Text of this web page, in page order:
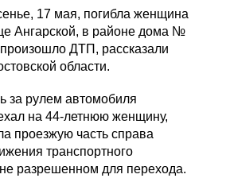
Фотогалерея
17 мая, погибла женщина
Ангарской, в районе дома №
ДТП, рассказали
области.
за рулем автомобиля
на 44-летнюю женщину,
проезжую часть справа
транспортного
разрешенном для перехода.